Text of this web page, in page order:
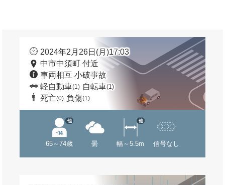
2024年2月26日(月)17:03
中市中須町 付近
車両相互 小破事故
軽自動車(1) 自転車(1)
死亡(0) 負傷(1)
65～74歳
他
曇 幅～5.5m
他
信号なし